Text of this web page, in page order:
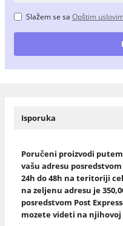
Slažem se sa Opštim
Isporuka
Poručeni proizvodi
vašu adresu
24h do 48h na teritoriji
na zeljenu adresu je
posredstvom Post
mozete videti na